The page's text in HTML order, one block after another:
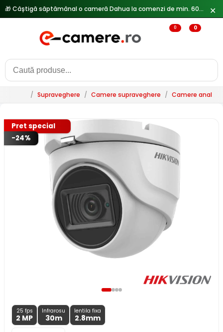
🔥Reduceri de pana la 25% doar in luna iulie → Vezi ofertele
✕
0 0
/ Supraveghere / Camere supraveghere / Camere
Pret special
-24%
25 fps
2 MP
Infrarosu
30m
lentila fixa
2.8mm